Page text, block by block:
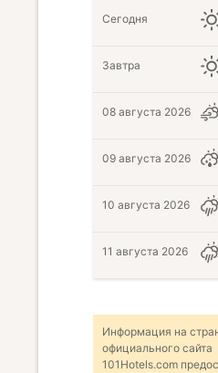
Сегодня
Завтра
08 августа 2026
09 августа 2026
10 августа 2026
11 августа 2026
Информация на
официального сайта
101Hotels.com